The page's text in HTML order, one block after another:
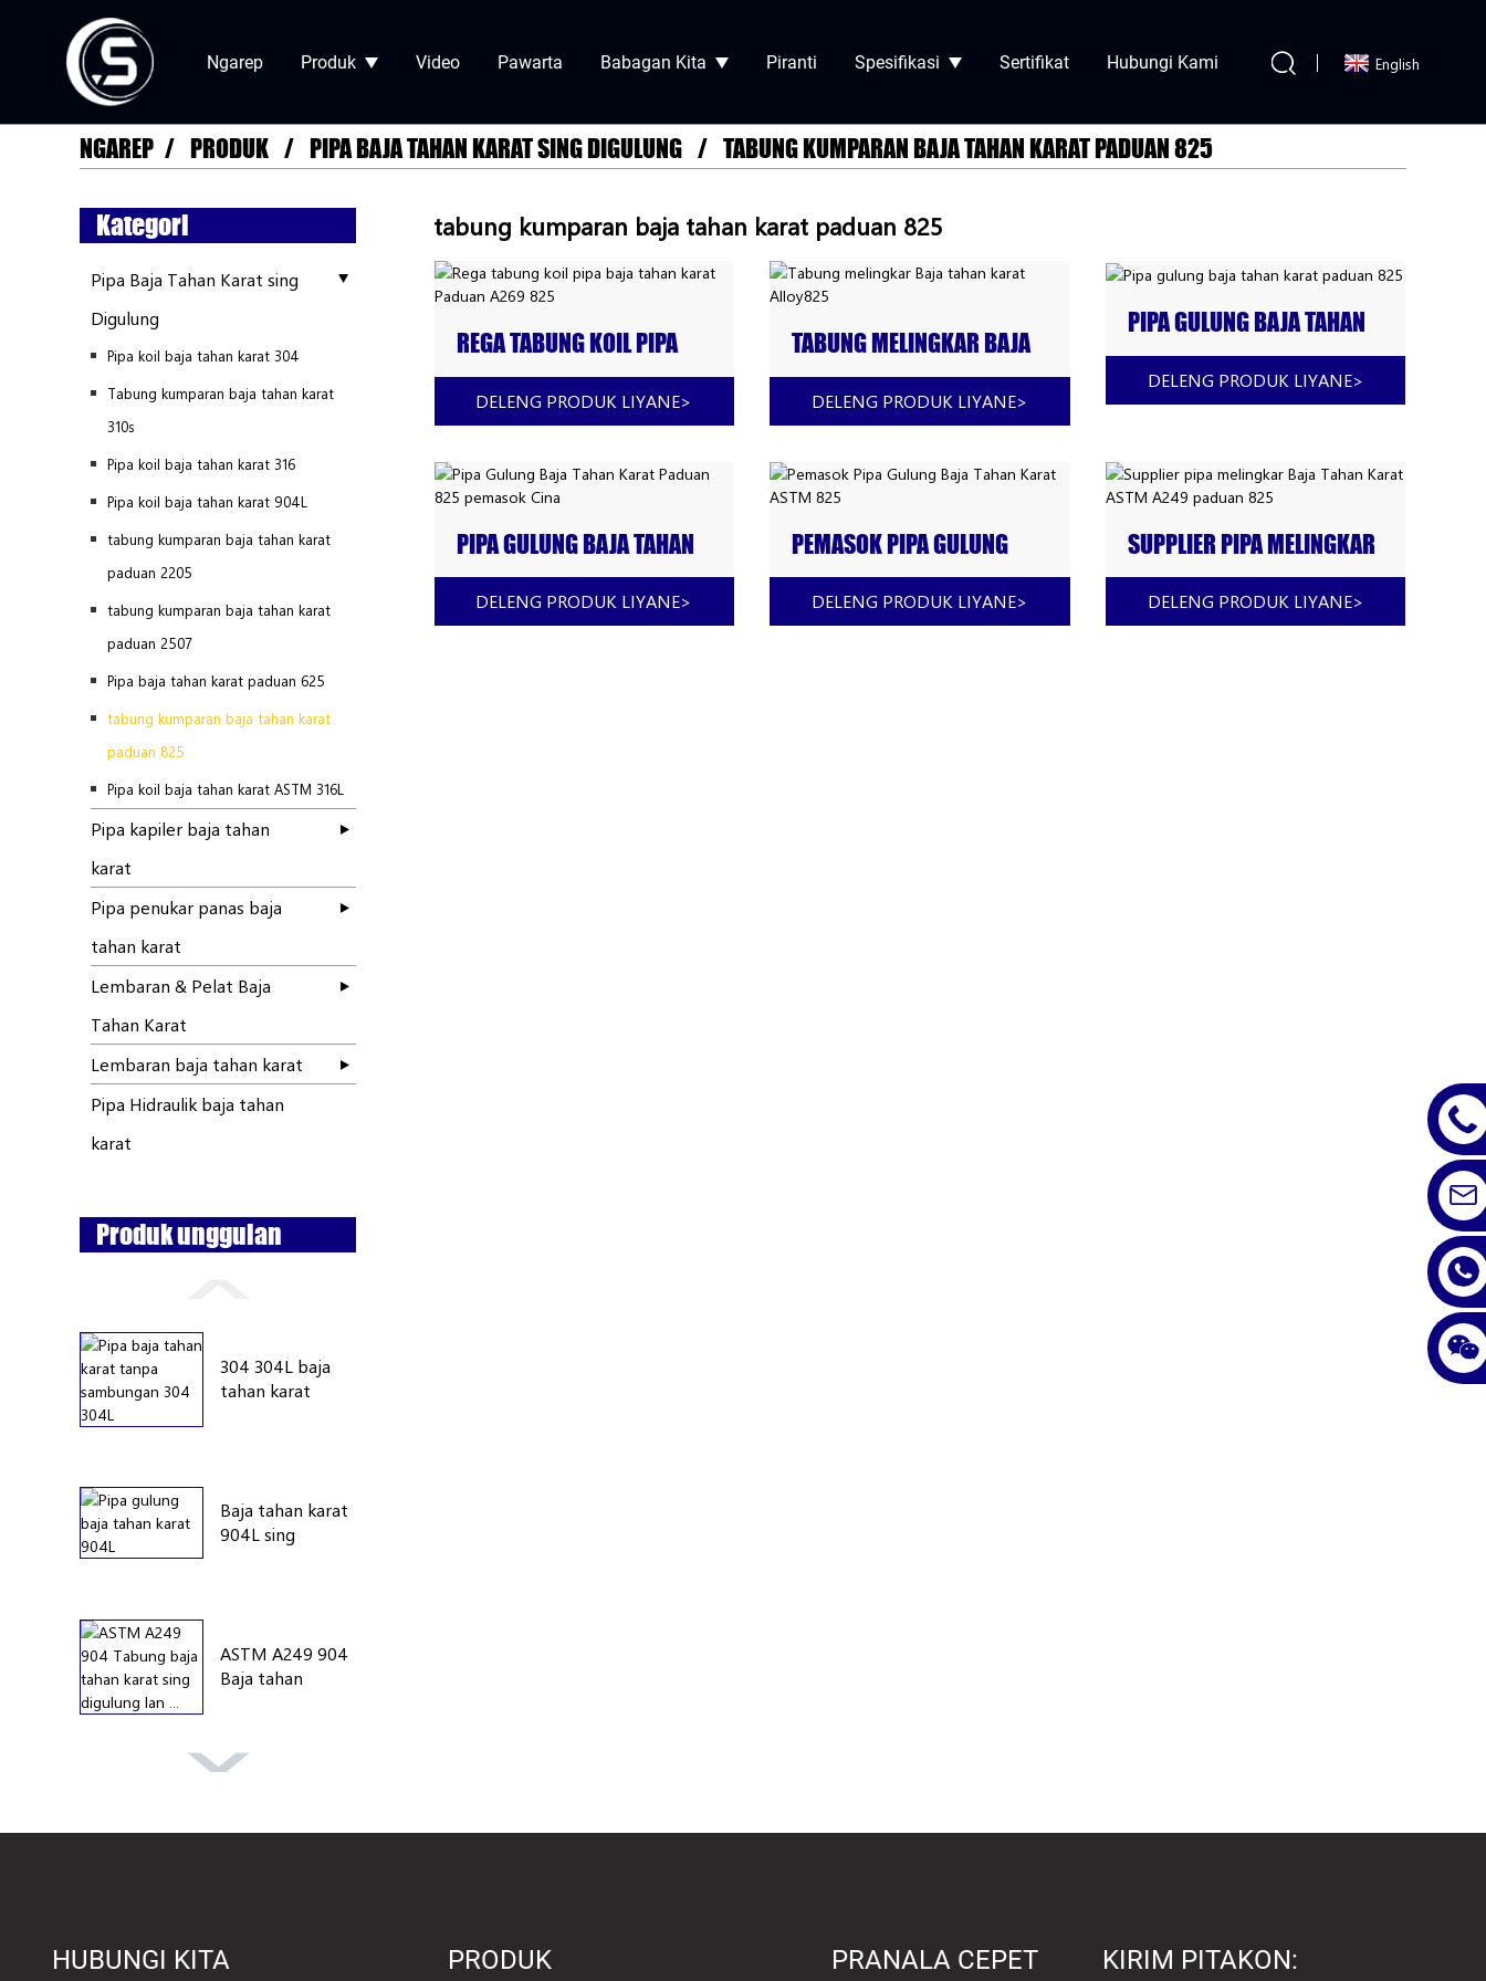
Ngarep Produk Video Pawarta Babagan Kita Piranti Spesifikasi Sertifikat Hubungi Kami English
NGAREP PRODUK PIPA BAJA TAHAN KARAT SING DIGULUNG TABUNG KUMPARAN BAJA TAHAN KARAT PADUAN 825
Kategori
Pipa Baja Tahan Karat sing
Digulung
Pipa koil baja tahan karat 304
Tabung kumparan baja tahan karat
310s
Pipa koil baja tahan karat 316
Pipa koil baja tahan karat 904L
tabung kumparan baja tahan karat
paduan 2205
tabung kumparan baja tahan karat
paduan 2507
Pipa baja tahan karat paduan 625
tabung kumparan baja tahan karat
paduan 825
Pipa koil baja tahan karat ASTM 316L
Pipa kapiler baja tahan
karat
Pipa penukar panas baja
tahan karat
Lembaran & Pelat Baja
Tahan Karat
Lembaran baja tahan karat
Pipa Hidraulik baja tahan
karat
Produk unggulan
304 304L baja
tahan karat
Baja tahan karat
904L sing
ASTM A249 904
Baja tahan
astm 316...
tabung kumparan baja tahan karat paduan 825
REGA TABUNG KOIL PIPA
BAJA TAHAN KARAT
PADUAN A269 825
DELENG PRODUK LIYANE>
TABUNG MELINGKAR BAJA
TAHAN KARAT ALLOY825
DELENG PRODUK LIYANE>
PIPA GULUNG BAJA TAHAN
KARAT PADUAN 825
DELENG PRODUK LIYANE>
PIPA GULUNG BAJA TAHAN
KARAT PADUAN 825
PEMASOK CINA
DELENG PRODUK LIYANE>
PEMASOK PIPA GULUNG
BAJA TAHAN KARAT ASTM
825
DELENG PRODUK LIYANE>
SUPPLIER PIPA MELINGKAR
BAJA TAHAN KARAT ASTM
A249 PADUAN 825
DELENG PRODUK LIYANE>
HUBUNGI KITA PRODUK PRANALA CEPET KIRIM PITAKON: